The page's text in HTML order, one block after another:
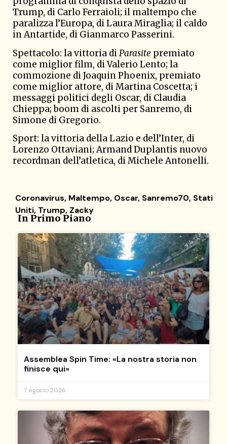
Trump, di Carlo Ferraioli; il maltempo che
paralizza l’Europa, di Laura Miraglia; il caldo
in Antartide, di Gianmarco Passerini.
Spettacolo: la vittoria diParasite premiato
come miglior film, di Valerio Lento; la
commozione di Joaquin Phoenix, premiato
come miglior attore, di Martina Coscetta; i
messaggi politici degli Oscar, di Claudia
Chieppa; boom di ascolti per Sanremo, di
Simone di Gregorio.
Sport: la vittoria della Lazio e dell’Inter, di
Lorenzo Ottaviani; Armand Duplantis nuovo
recordman dell’atletica, di Michele Antonelli.
Coronavirus, Maltempo, Oscar, Sanremo70, Stati
Uniti, Trump, Zacky
In Primo Piano
Assemblea Spin Time: «La nostra storia non
finisce qui»
7 Agosto 2026